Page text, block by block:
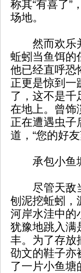
称其“有喜了”
场地。
然而欢乐并
蚯蚓当鱼饵的
他已经直呼恐
正更是惊到一
了，这不是千
在地上。曾饰
正在遭遇虫子
道，“您的好友
承包小鱼塘
尽管天敌当
刨泥挖蚯蚓，
河岸水洼中的
犹豫地跳入满
丰。为了存放
劭文的鞋子亦
了一片小鱼塘